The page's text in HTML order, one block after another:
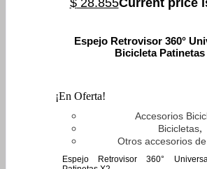
Espejo Retrovisor 360°
Bicicleta Patinetas
¡En Oferta!
Accesorios
Bicicletas,
Otros accesorios
Espejo Retrovisor 360°